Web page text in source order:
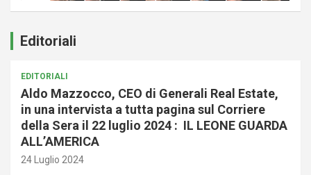
Editoriali
EDITORIALI
Aldo Mazzocco, CEO di Generali Real Estate,
in una intervista a tutta pagina sul Corriere
della Sera il 22 luglio 2024 : IL LEONE GUARDA
ALL’AMERICA
24 Luglio 2024